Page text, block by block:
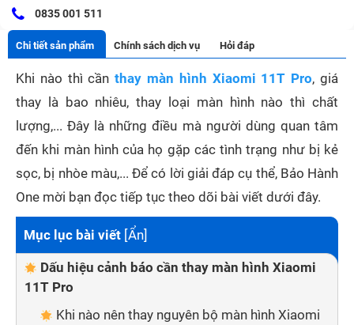
0835 001 511
Chi tiết sản phẩm Chính sách dịch vụ Hỏi đáp
Khi nào thì cầnthay màn hình Xiaomi 11T Pro, giá
thay là bao nhiêu, thay loại màn hình nào thì chất
lượng,... Đây là những điều mà người dùng quan tâm
đến khi màn hình của họ gặp các tình trạng như bị kẻ
sọc, bị nhòe màu,... Để có lời giải đáp cụ thể, Bảo Hành
One mời bạn đọc tiếp tục theo dõi bài viết dưới đây.
Mục lục bài viết [Ẩn]
Dấu hiệu cảnh báo cần thay màn hình Xiaomi
11T Pro
Khi nào nên thay nguyên bộ màn hình Xiaomi